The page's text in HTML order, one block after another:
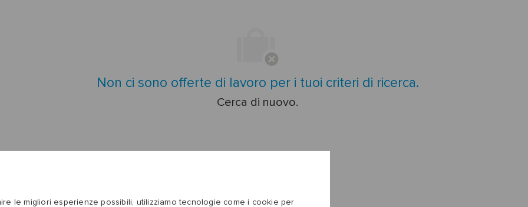
le migliori esperienze possibili, utilizziamo tecnologie come i cookie per
Non ci sono offerte di lavoro per i tuoi criteri di ricerca.
Cerca di nuovo.